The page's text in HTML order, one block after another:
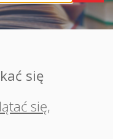
się
się,